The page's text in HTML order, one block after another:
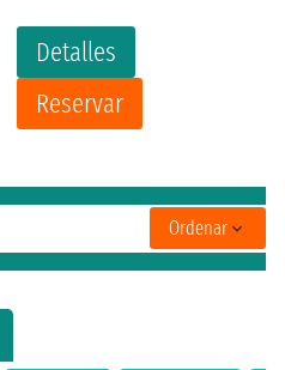
Detalles
Reservar
Ordenar